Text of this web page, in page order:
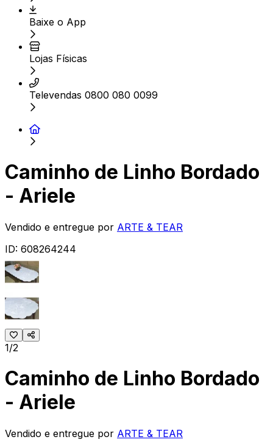
Baixe o App
Lojas Físicas
Televendas 0800 080 0099
Caminho de Linho Bordado
- Ariele
Vendido e entregue por ARTE & TEAR
ID: 608264244
1/2
Caminho de Linho Bordado
- Ariele
Vendido e entregue por ARTE & TEAR